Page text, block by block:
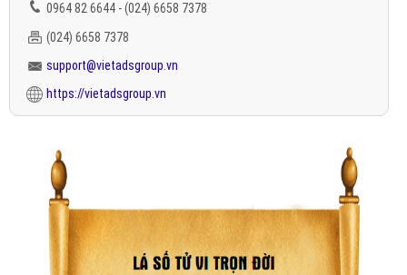
0964 82 6644 - (024) 6658 7378
(024) 6658 7378
support@vietadsgroup.vn
https://vietadsgroup.vn